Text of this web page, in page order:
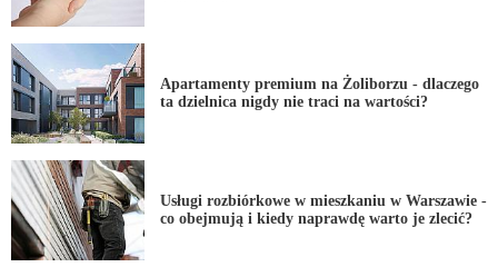
Apartamenty premium na Żoliborzu - dlaczego
ta dzielnica nigdy nie traci na wartości?
Usługi rozbiórkowe w mieszkaniu w Warszawie -
co obejmują i kiedy naprawdę warto je zlecić?